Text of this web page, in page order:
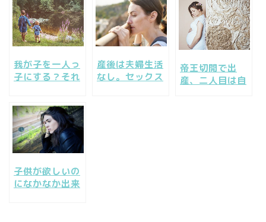
排卵の本当と嘘
どれ？
てもらおう！
我が子を一人っ
子にする？それ
産後は夫婦生活
なし。セックス
帝王切開で出
産、二人目は自
子供が欲しいの
になかなか出来